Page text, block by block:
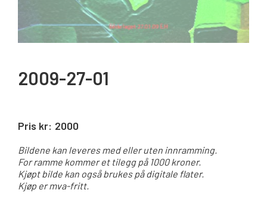
2009-27-01
Pris kr: 2000
Bildene kan leveres med eller uten innramming.
For ramme kommer et tilegg på 1000 kroner.
Kjøpt bilde kan også brukes på digitale flater.
Kjøp er mva-fritt.